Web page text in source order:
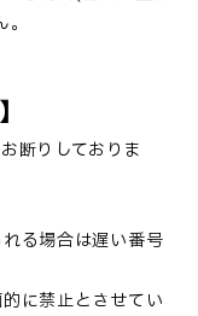
断りしておりま
る場合は遅い番号
に禁止とさせてい